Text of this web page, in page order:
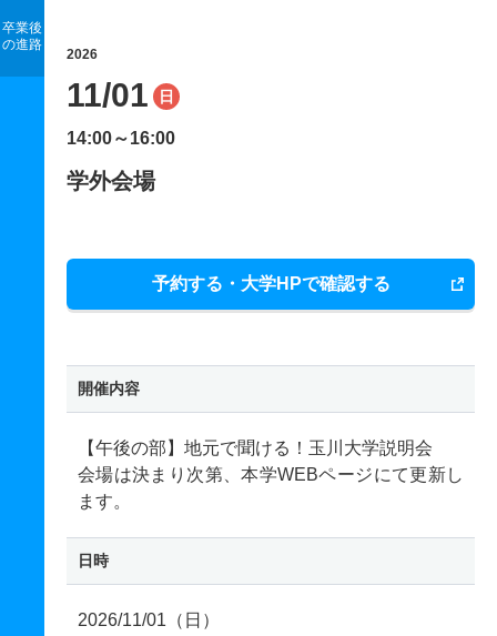
卒業後
の進路
2026
11/01 日
14:00～16:00
学外会場
予約する・大学HPで確認する
開催内容
【午後の部】地元で聞ける！玉川大学説明会
会場は決まり次第、本学WEBページにて更新し
ます。
日時
2026/11/01（日）